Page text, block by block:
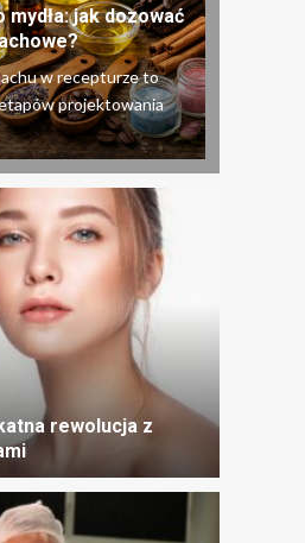
jak dozować
w recepturze to
projektowania
rewolucja z